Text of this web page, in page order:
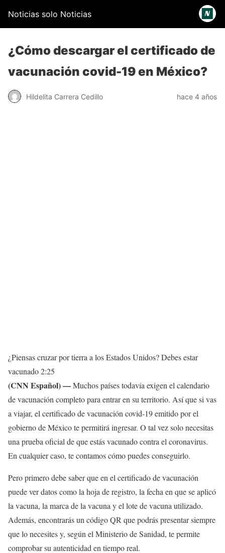
Noticias solo Noticias
¿Cómo descargar el certificado de
vacunación covid-19 en México?
Hildelita Carrera Cedillo hace 4 años
¿Piensas cruzar por tierra a los Estados Unidos? Debes estar
vacunado2:25
(CNN Español) —Muchos países todavía exigen el calendario
de vacunación completo para entrar en su territorio. Así que si vas
a viajar, el certificado de vacunación covid-19 emitido por el
gobierno de México te permitirá ingresar. O tal vez solo necesitas
una prueba oficial de que estás vacunado contra el coronavirus.
En cualquier caso, te contamos cómo puedes conseguirlo.
Pero primero debe saber que en el certificado de vacunación
puede ver datos como la hoja de registro, la fecha en que se aplicó
la vacuna, la marca de la vacuna y el lote de vacuna utilizado.
Además, encontrarás un código QR que podrás presentar siempre
que lo necesites y, según el Ministerio de Sanidad, te permite
comprobar su autenticidad en tiempo real.